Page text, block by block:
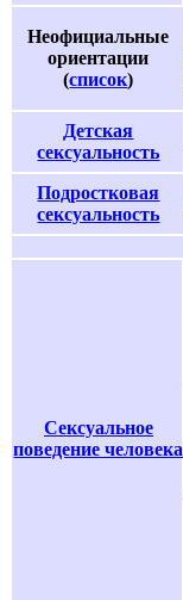
Неофициальные
ориентации
(список)
Детская
сексуальность
Подростковая
сексуальность
Сексуальное
поведение человека